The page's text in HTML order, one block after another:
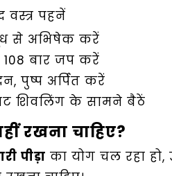
पहनें
से अभिषेक करें
108 बार जप करें
पुष्प अर्पित करें
शिवलिंग के सामने बैठें
रखना चाहिए?
पीड़ा का योग चल रहा हो,